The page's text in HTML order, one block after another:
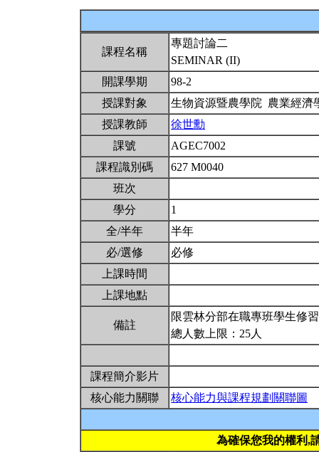
課程名稱
專題討論二
SEMINAR (II)
開課學期
98-2
授課對象
生物資源暨農學院 農業經
授課教師
徐世勳
課號
AGEC7002
課程識別碼
627 M0040
班次
學分
1
全/半年
半年
必/選修
必修
上課時間
上課地點
備註
限雲林分部在職專班學生修
總人數上限：25人
課程簡介影片
核心能力關聯
核心能力與課程規劃關聯圖
為確保您我的權利,